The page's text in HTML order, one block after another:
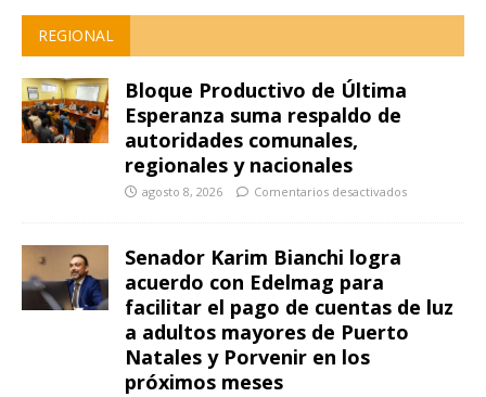
REGIONAL
Bloque Productivo de Última
Esperanza suma respaldo de
autoridades comunales,
regionales y nacionales
agosto 8, 2026 Comentarios desactivados
Senador Karim Bianchi logra
acuerdo con Edelmag para
facilitar el pago de cuentas de luz
a adultos mayores de Puerto
Natales y Porvenir en los
próximos meses